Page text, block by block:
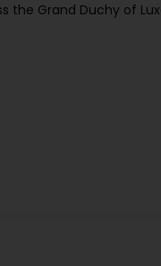
the Grand Duchy of